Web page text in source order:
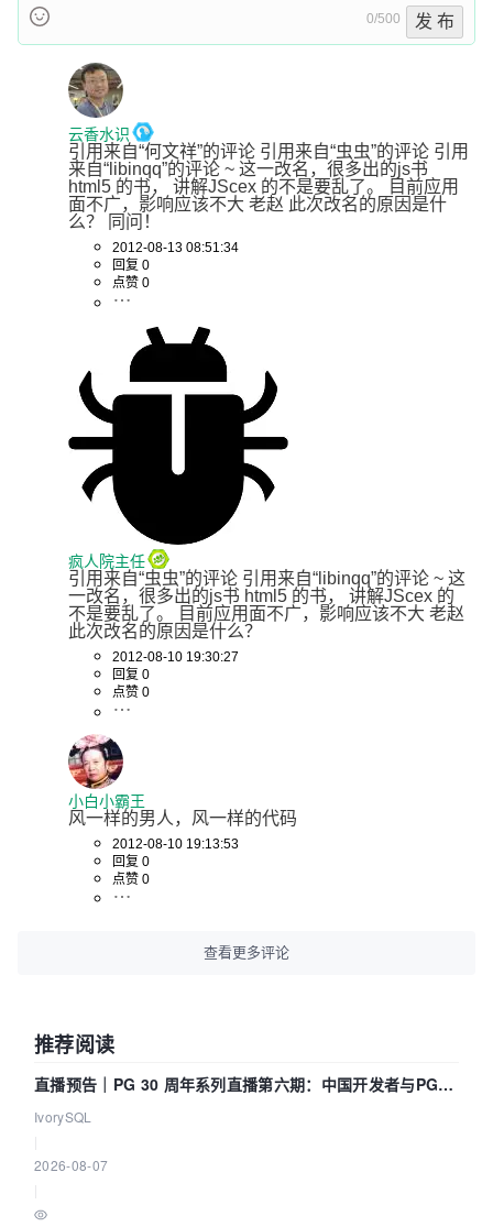
0/500 发 布
云香水识
引用来自“何文祥”的评论 引用来自“虫虫”的评论 引用
来自“libinqq”的评论 ~ 这一改名，很多出的js书
html5 的书， 讲解JScex 的不是要乱了。 目前应用
面不广，影响应该不大 老赵 此次改名的原因是什
么？ 同问！
2012-08-13 08:51:34
回复 0
点赞 0
疯人院主任
引用来自“虫虫”的评论 引用来自“libinqq”的评论 ~ 这
一改名，很多出的js书 html5 的书， 讲解JScex 的
不是要乱了。 目前应用面不广，影响应该不大 老赵
此次改名的原因是什么？
2012-08-10 19:30:27
回复 0
点赞 0
小白小霸王
风一样的男人，风一样的代码
2012-08-10 19:13:53
回复 0
点赞 0
查看更多评论
推荐阅读
直播预告｜PG 30 周年系列直播第六期：中国开发者与PG内
核——我们改得动吗？我们贡献了什么？
IvorySQL
2026-08-07